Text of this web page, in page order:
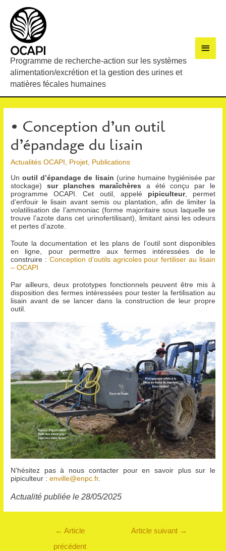
Programme de recherche-action sur les systèmes
alimentation/excrétion et la gestion des urines et
matières fécales humaines
• Conception d’un outil
d’épandage du lisain
Actualités OCAPI , Projet, Publications
Unoutil d’épandage de lisain (urine humaine hygiénisée par
stockage) sur planches maraîchères a été conçu par le
programme OCAPI. Cet outil, appelé pipiculteur, permet
d’enfouir le lisain avant semis ou plantation, afin de limiter la
volatilisation de l’ammoniac (forme majoritaire sous laquelle se
trouve l’azote dans cet urinofertilisant), limitant ainsi les odeurs
et pertes d’azote.
Toute la documentation et les plans de l’outil sont disponibles
en ligne, pour permettre aux fermes intéressées de le
construire : Conception d’outils agricoles pour fertiliser au lisain
– OCAPI
Par ailleurs, deux prototypes fonctionnels peuvent être mis à
disposition des fermes intéressées pour tester la fertilisation au
lisain avant de se lancer dans la construction de leur propre
outil.
N’hésitez pas à nous contacter pour en savoir plus sur le
pipiculteur :enville@enpc.fr.
Actualité publiée le 28/05/2025
Navigation
← Article
précédent
Article suivant →